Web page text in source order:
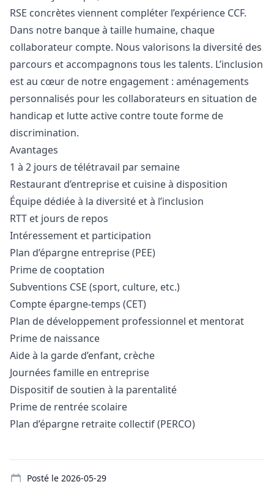
RSE concrètes viennent compléter l’expérience CCF.
Dans notre banque à taille humaine, chaque
collaborateur compte. Nous valorisons la diversité des
parcours et accompagnons tous les talents. L’inclusion
est au cœur de notre engagement : aménagements
personnalisés pour les collaborateurs en situation de
handicap et lutte active contre toute forme de
discrimination.
Avantages
1 à 2 jours de télétravail par semaine
Restaurant d’entreprise et cuisine à disposition
Équipe dédiée à la diversité et à l’inclusion
RTT et jours de repos
Intéressement et participation
Plan d’épargne entreprise (PEE)
Prime de cooptation
Subventions CSE (sport, culture, etc.)
Compte épargne-temps (CET)
Plan de développement professionnel et mentorat
Prime de naissance
Aide à la garde d’enfant, crèche
Journées famille en entreprise
Dispositif de soutien à la parentalité
Prime de rentrée scolaire
Plan d’épargne retraite collectif (PERCO)
Posté le 2026-05-29